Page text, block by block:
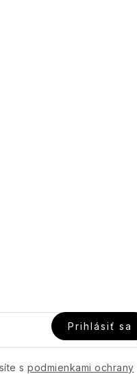
s podmienkami ochrany
Prihlásiť sa